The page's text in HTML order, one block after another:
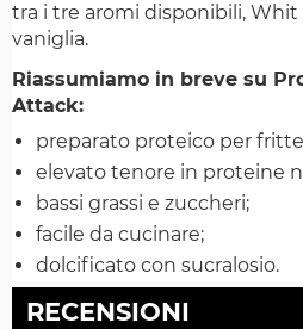
tra i tre aromi disponibili,
vaniglia.
Riassumiamo in breve su
Attack:
preparato proteico per
elevato tenore in proteine
bassi grassi e zuccheri;
facile da cucinare;
dolcificato con sucralosio.
RECENSIONI